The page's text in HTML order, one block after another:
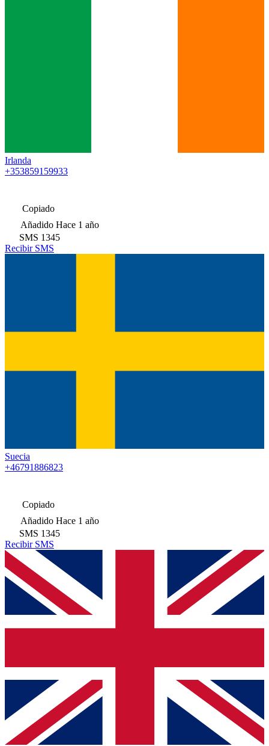
Irlanda
+353859159933
Copiado
Añadido Hace 1 año
SMS 1345
Recibir SMS
Suecia
+46791886823
Copiado
Añadido Hace 1 año
SMS 1345
Recibir SMS